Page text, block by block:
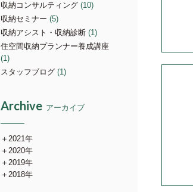
収納コンサルティング (10)
収納セミナー (5)
収納アシスト・収納診断 (1)
住空間収納プランナー養成講座
(1)
スタッフブログ (1)
Archive アーカイブ
2021年
2020年
2019年
2018年